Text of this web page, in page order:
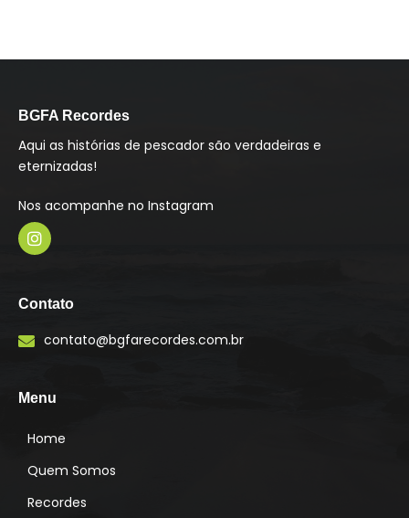
BGFA Recordes
Aqui as histórias de pescador são verdadeiras e
eternizadas!
Nos acompanhe no Instagram
s
t
a
g
m
Contato
contato@bgfarecordes.com.br
Menu
Home
Quem Somos
Recordes